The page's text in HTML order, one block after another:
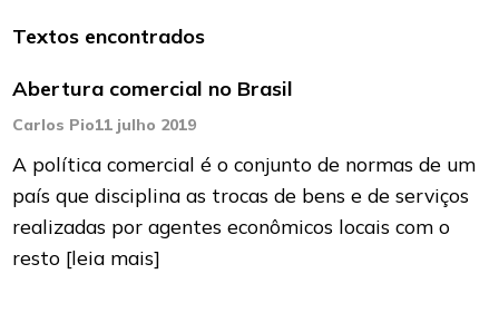
Textos encontrados
Abertura comercial no Brasil
Carlos Pio11 julho 2019
A política comercial é o conjunto de normas de um
país que disciplina as trocas de bens e de serviços
realizadas por agentes econômicos locais com o
resto [leia mais]